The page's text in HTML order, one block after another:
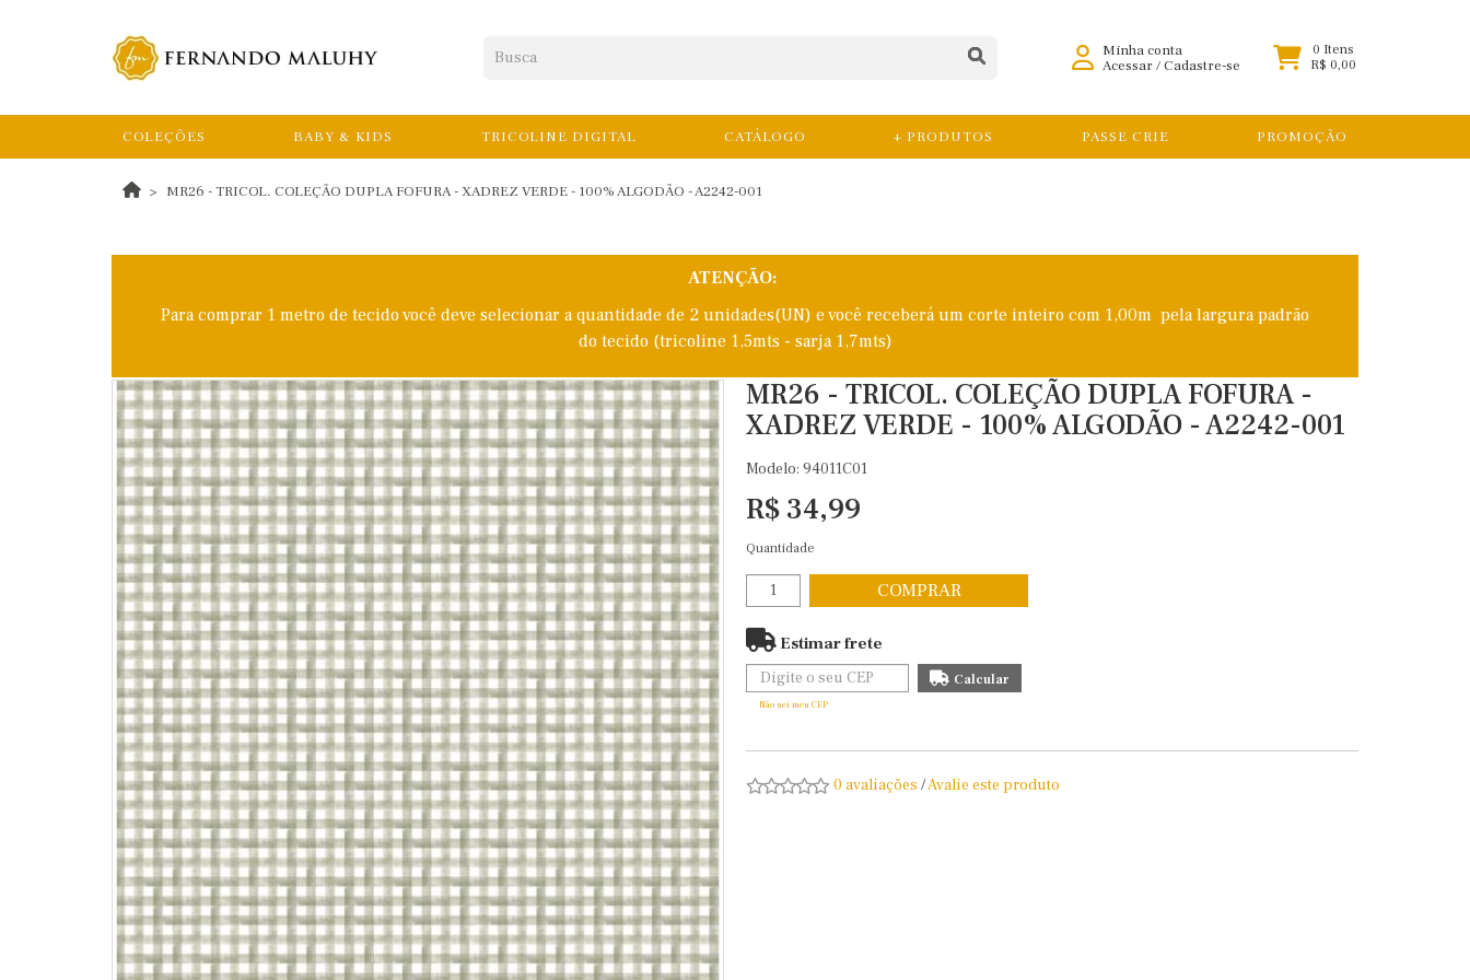
Minha conta
Acessar/Cadastre-se
0 Itens
R$ 0,00
COLEÇÕES BABY & KIDS TRICOLINE DIGITAL CATÁLOGO + PRODUTOS PASSE CRIE PROMOÇÃO
MR26 - TRICOL. COLEÇÃO DUPLA FOFURA - XADREZ VERDE - 100% ALGODÃO - A2242-001
ATENÇÃO:
Para comprar 1 metro de tecido você deve selecionar a quantidade de 2 unidades(UN) e você receberá um corte inteiro com 1,00m pela largura padrão
do tecido (tricoline 1,5mts - sarja 1,7mts)
MR26 - TRICOL. COLEÇÃO DUPLA FOFURA -
XADREZ VERDE - 100% ALGODÃO - A2242-001
Modelo: 94011C01
R$ 34,99
Quantidade
COMPRAR
Estimar frete
Não sei meu CEP
0 avaliações /Avalie este produto